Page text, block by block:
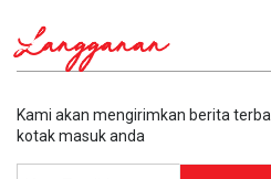
Langganan
Kami akan mengirimkan berita
kotak masuk anda